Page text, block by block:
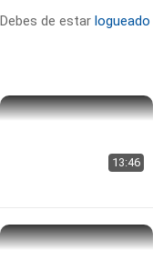
Debes de estar logueado
13:46